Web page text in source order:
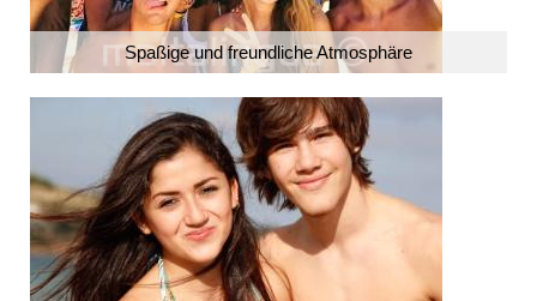
Spaßige und freundliche Atmosphäre